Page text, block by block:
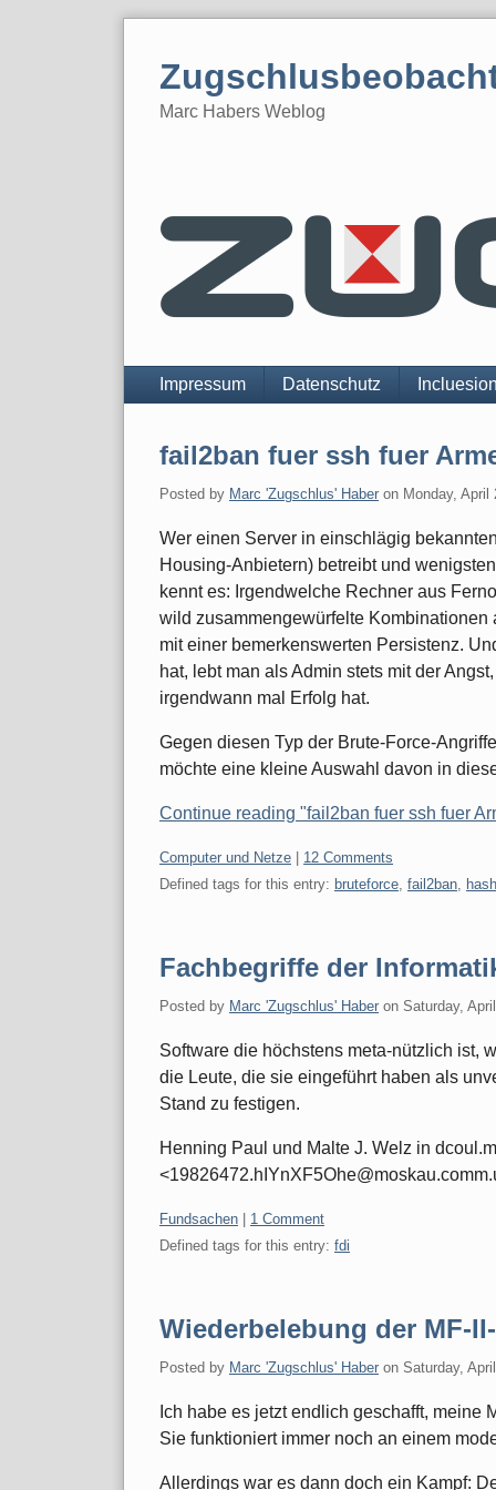
Marc Habers Weblog
Navigation
Impressum Datenschutz
fail2ban fuer ssh fuer
Posted by Marc 'Zugschlus' Haber on Monday, April
Wer einen Server in einschlägig
Housing-Anbietern) betreibt und
kennt es: Irgendwelche Rechner aus
wild zusammengewürfelte
mit einer bemerkenswerten Persistenz.
hat, lebt man als Admin stets mit der
irgendwann mal Erfolg hat.
Gegen diesen Typ der Brute-Force-
möchte eine kleine Auswahl davon in
Continue reading "fail2ban fuer ssh fuer
Categories:
Computer und Netze
12 Comments
Defined tags for this entry: bruteforce, fail2ban,
Fachbegriffe der
Posted by Marc 'Zugschlus' Haber on Saturday,
Software die höchstens meta-nützlich ist,
die Leute, die sie eingeführt haben als
Stand zu festigen.
Henning Paul und Malte J. Welz in
Categories:
Fundsachen
1 Comment
Defined tags for this entry: fdi
Wiederbelebung der MF-
Posted by Marc 'Zugschlus' Haber on Saturday,
Ich habe es jetzt endlich geschafft, meine
Sie funktioniert immer noch an einem
Allerdings war es dann doch ein Kampf: